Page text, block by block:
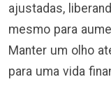
ajustadas,
mesmo para
Manter um olho
para uma vida